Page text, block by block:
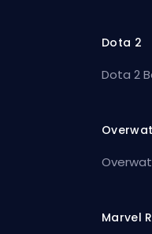
Dota 2
Dota 2
Marvel